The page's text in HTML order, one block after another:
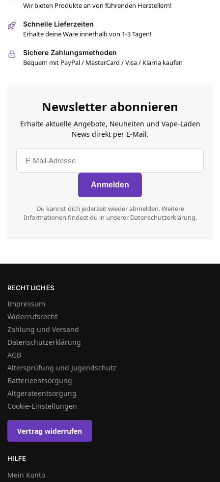
Wir bieten Produkte an von führenden Herstellern!
Schnelle Lieferzeiten
Erhalte deine Ware innerhalb von 1-3 Tagen!
Sichere Zahlungsmethoden
Bequem mit PayPal / MasterCard / Visa / Klarna kaufen
Newsletter abonnieren
Erhalte aktuelle Angebote, Neuheiten und Vape-Laden
News direkt per E-Mail.
Du kannst dich jederzeit wieder abmelden. Weitere
Informationen findest du in unserer Datenschutzerklärung.
RECHTLICHES
Impressum
Widerrufsrecht
Zahlung und Versand
Datenschutzerklärung
AGB
Altersprüfung und Jugendschutz
Batterieentsorgung
Altgeräteentsorgung
Cookie-Einstellungen
Vertrag widerrufen
HILFE
Mein Konto